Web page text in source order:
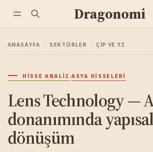
Dragonomi
ANASAYFA › SEKTÖRLER › ÇIP VE YZ
HISSE ANALIZ ·ASYA HISSELERI
Lens Technology —
donanımında yapısal
dönüşüm